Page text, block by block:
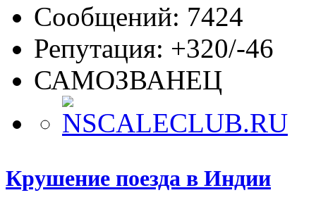
Сообщений: 7424
Репутация: +320/-46
САМОЗВАНЕЦ
Крушение поезда в Индии